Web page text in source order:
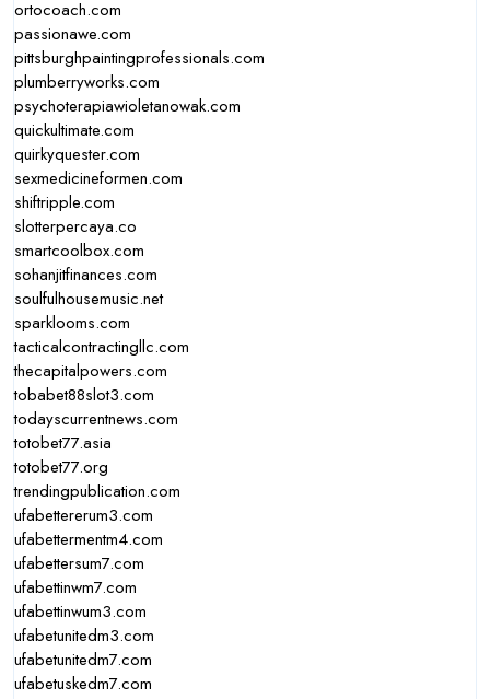
ortocoach.com
passionawe.com
pittsburghpaintingprofessionals.com
plumberryworks.com
psychoterapiawioletanowak.com
quickultimate.com
quirkyquester.com
sexmedicineformen.com
shiftripple.com
slotterpercaya.co
smartcoolbox.com
sohanjitfinances.com
soulfulhousemusic.net
sparklooms.com
tacticalcontractingllc.com
thecapitalpowers.com
tobabet88slot3.com
todayscurrentnews.com
totobet77.asia
totobet77.org
trendingpublication.com
ufabettererum3.com
ufabettermentm4.com
ufabettersum7.com
ufabettinwm7.com
ufabettinwum3.com
ufabetunitedm3.com
ufabetunitedm7.com
ufabetuskedm7.com